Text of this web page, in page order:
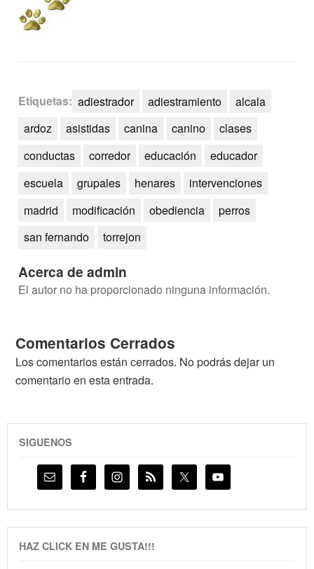
Etiquetas: adiestrador adiestramiento
alcala
ardoz
asistidas canina canino
clases
conductas
corredor educación
educador
escuela
grupales henares
intervenciones
madrid
modificación obediencia
perros
san fernando
torrejon
Acerca de admin
El autor no ha proporcionado ninguna información.
Comentarios Cerrados
Los comentarios están cerrados. No podrás dejar un
comentario en esta entrada.
SIGUENOS
HAZ CLICK EN ME GUSTA!!!